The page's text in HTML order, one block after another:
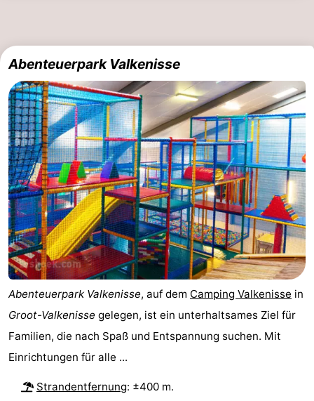
Abenteuerpark Valkenisse
Abenteuerpark Valkenisse, auf dem Camping Valkenisse in
Groot-Valkenisse gelegen, ist ein unterhaltsames Ziel für
Familien, die nach Spaß und Entspannung suchen. Mit
Einrichtungen für alle ...
Strandentfernung: ±400 m.